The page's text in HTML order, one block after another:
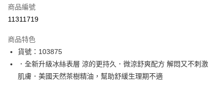
信用卡一次付款
LINE Pay
Apple Pay
商品編號
11311719
商品特色
貨號：103875
．全新升級冰絲表層 涼的更持久．微涼舒爽配方 解悶又不刺激
肌膚．美國天然茶樹精油，幫助舒緩生理期不適